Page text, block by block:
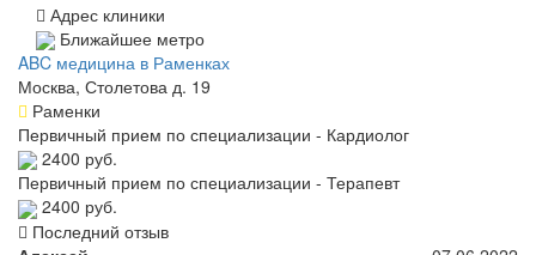
Адрес клиники
Ближайшее метро
ABC медицина в Раменках
Москва, Столетова д. 19
Раменки
Первичный прием по специализации - Кардиолог
2400 руб.
Первичный прием по специализации - Терапевт
2400 руб.
Последний отзыв